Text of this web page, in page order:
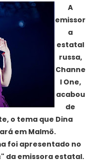
A
emissor
a
estatal
russa,
Channe
l One,
acabou
de
o tema que Dina
em Malmö.
foi apresentado no
da emissora estatal.